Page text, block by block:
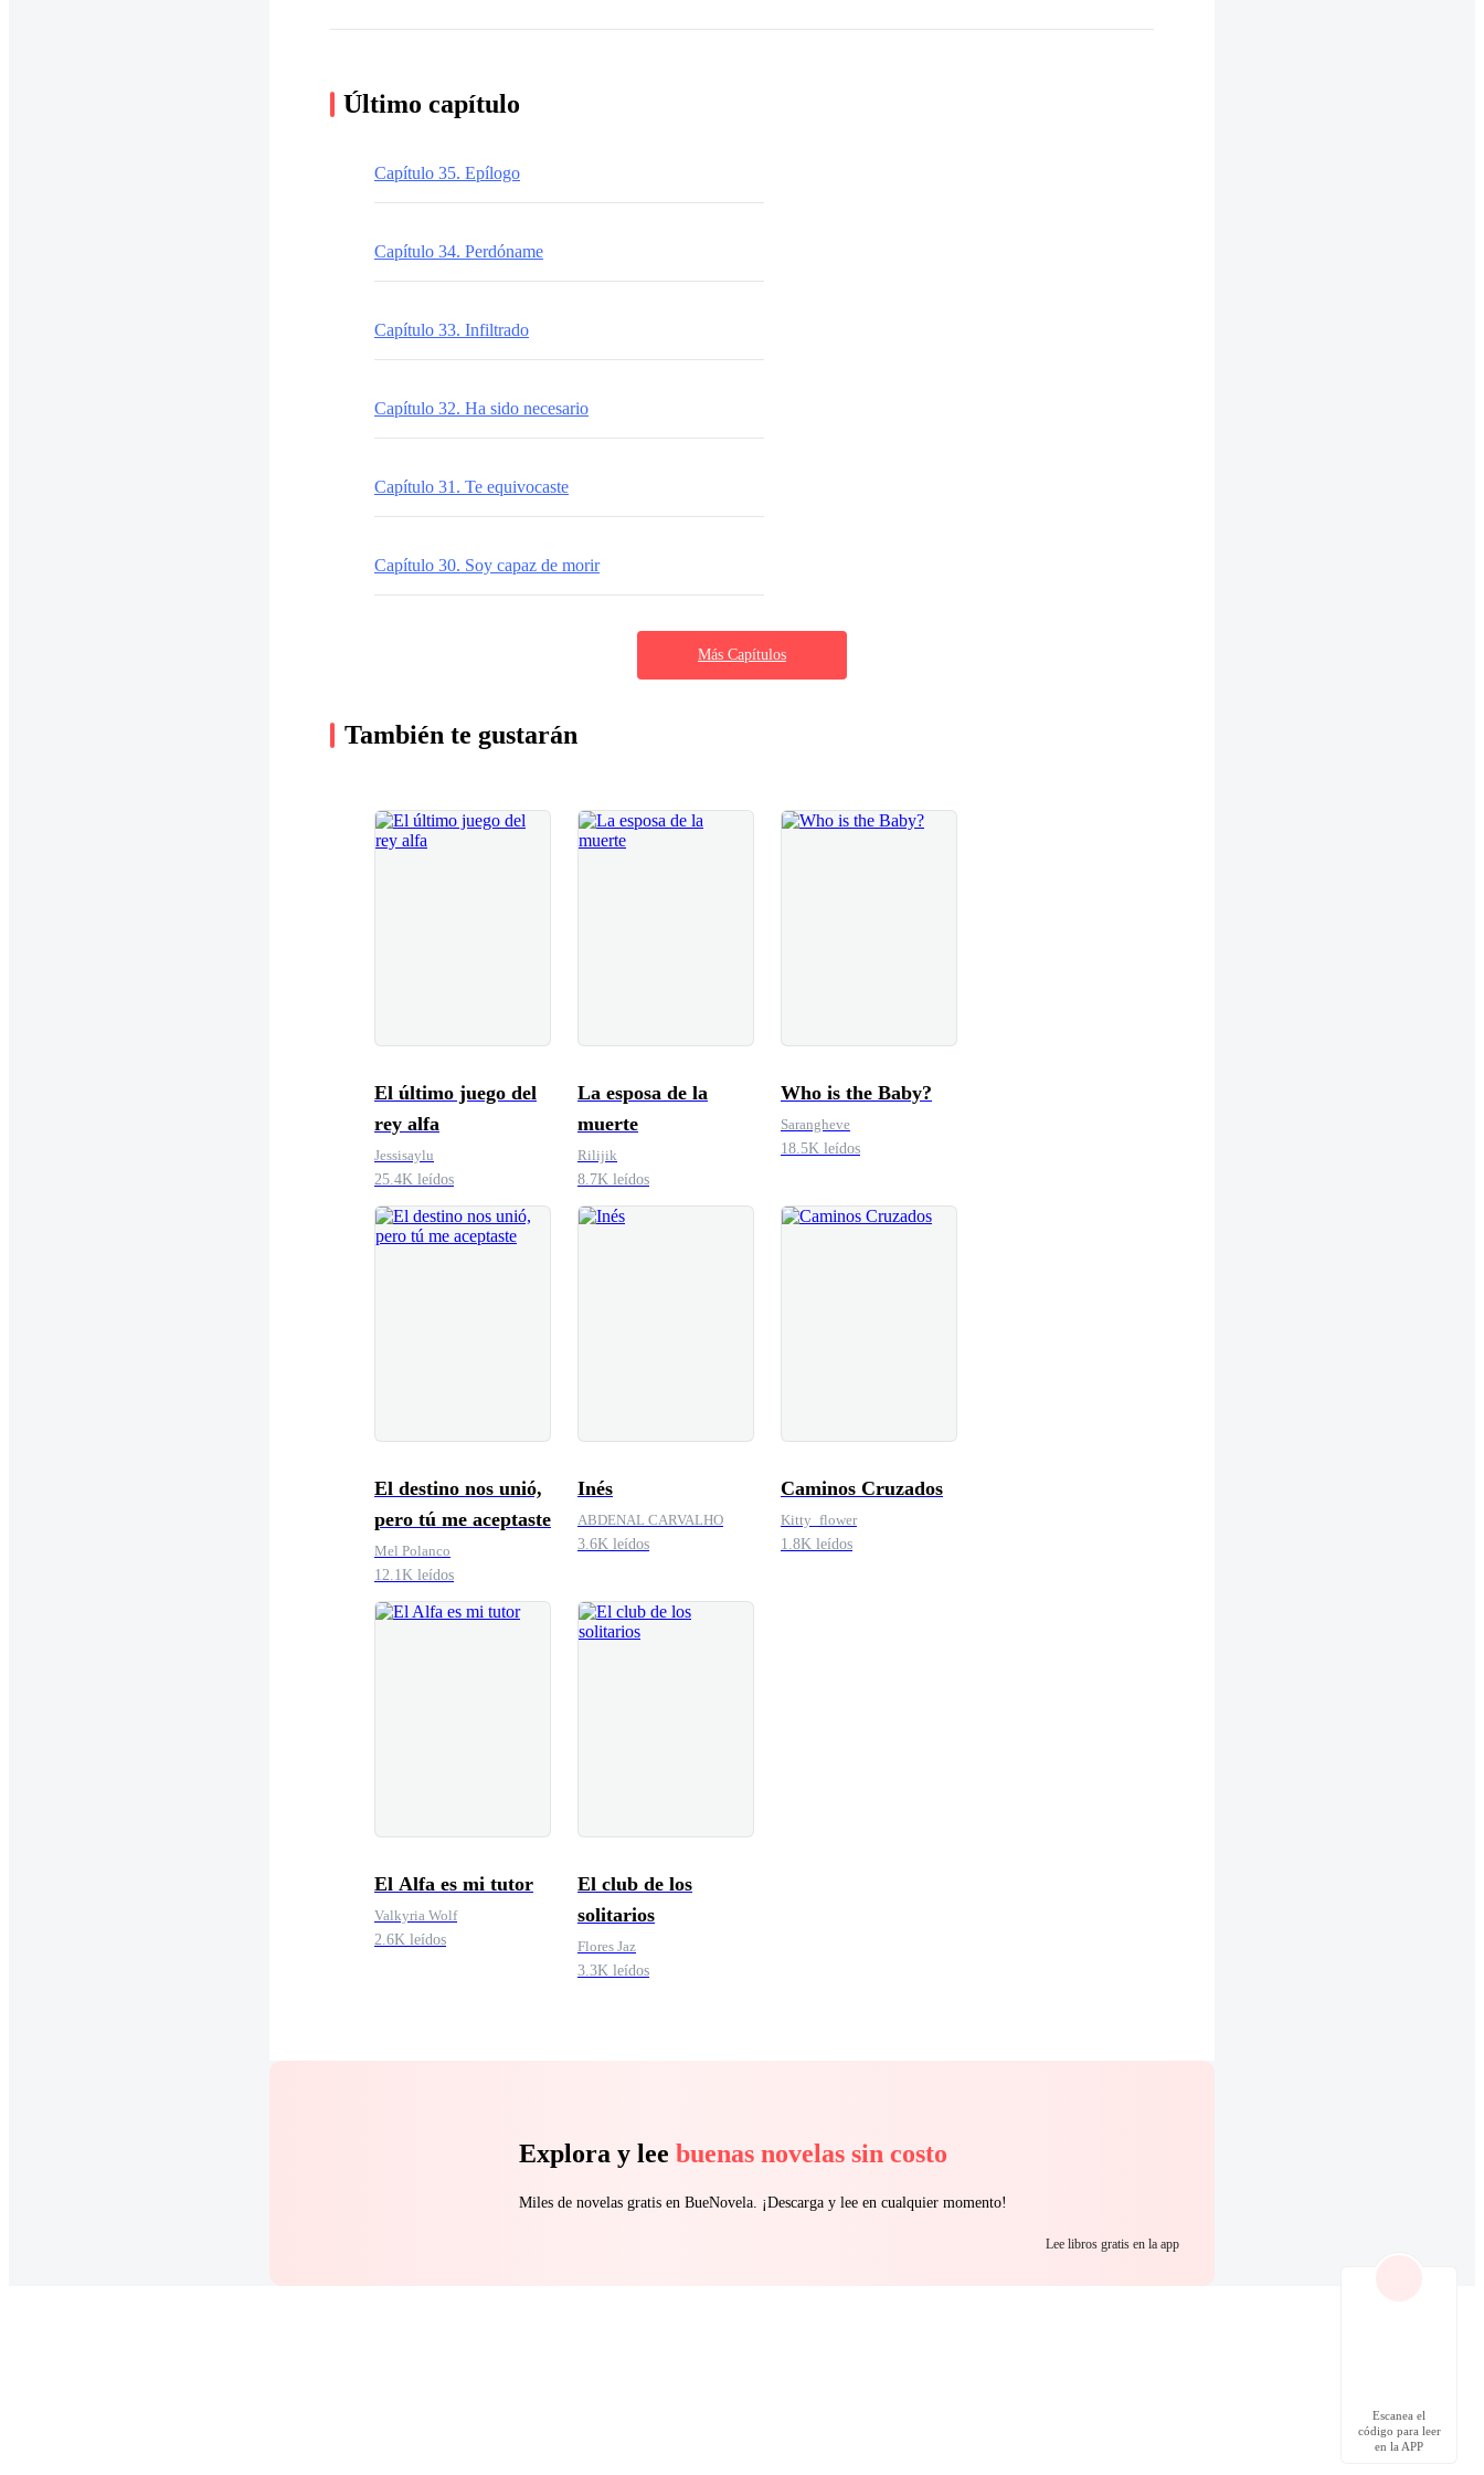
Último capítulo
Capítulo 35. Epílogo
Capítulo 34. Perdóname
Capítulo 33. Infiltrado
Capítulo 32. Ha sido necesario
Capítulo 31. Te equivocaste
Capítulo 30. Soy capaz de morir
Más Capítulos
También te gustarán
El último juego del
rey alfa
Jessisaylu
25.4K leídos
La esposa de la
muerte
Rilijik
8.7K leídos
Who is the Baby?
Sarangheve
18.5K leídos
El destino nos unió,
pero tú me aceptaste
Mel Polanco
12.1K leídos
Inés
ABDENAL CARVALHO
3.6K leídos
Caminos Cruzados
Kitty_flower
1.8K leídos
El Alfa es mi tutor
Valkyria Wolf
2.6K leídos
El club de los
solitarios
Flores Jaz
3.3K leídos
Explora y lee buenas novelas sin costo
Miles de novelas gratis en BueNovela. ¡Descarga y lee en cualquier momento!
Lee libros gratis en la app
Escanea el
código para leer
en la APP